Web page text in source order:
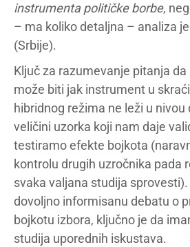
instrumenta političke borbe,
– ma koliko detaljna – analiza
(Srbije).
Ključ za razumevanje pitanja da
može biti jak instrument u
hibridnog režima ne leži u nivou
veličini uzorka koji nam daje
testiramo efekte bojkota
kontrolu drugih uzročnika pada
svaka valjana studija
dovoljno informisanu debatu o
bojkotu izbora, ključno je da
studija uporednih iskustava.